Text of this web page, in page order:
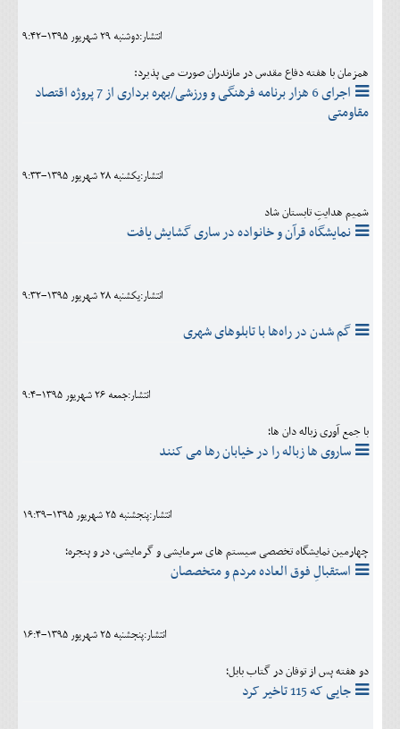
انتشار:دوشنبه 29 شهريور 1395-9:42
همزمان با هفته دفاع مقدس در مازندران صورت می پذیرد:
اجرای 6 هزار برنامه فرهنگی و ورزشی/بهره برداری از 7 پروژه اقتصاد
مقاومتی
انتشار:يکشنبه 28 شهريور 1395-9:33
شمیم هدایتِ تابستان شاد
نمایشگاه قرآن و خانواده در ساری گشایش یافت
انتشار:يکشنبه 28 شهريور 1395-9:32
گم شدن در راه‌ها با تابلوهای شهری
انتشار:جمعه 26 شهريور 1395-9:4
با جمع آوری زباله دان ها؛
ساروی ها زباله را در خیابان رها می کنند
انتشار:پنجشنبه 25 شهريور 1395-19:39
چهارمین نمایشگاه تخصصی سیستم های سرمایشی و گرمایشی، در و پنجره؛
استقبالِ فوق العاده مردم و متخصصان
انتشار:پنجشنبه 25 شهريور 1395-16:4
دو هفته پس از توفان در گتاب بابل؛
جایی که 115 تاخیر کرد